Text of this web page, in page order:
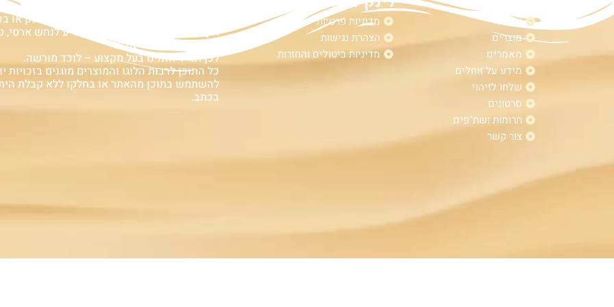
אודות
מוצרים
מאמרים
מידע על זוחלים
שלחו לזיהוי
סרטונים
תרומות ושת"פים
צור קשר
מדיניות פרטיות
הצהרת נגישות
מדיניות ביטולים והחזרות
במוצרים ובמידע המובא באתר, בדף פיסבוק או
אין המלצה לגעת, להתעסק, להפריע לנחש ארסי,
עלולה לעלות בחיי אדם!
לכן תמיד הזמינו בעל מקצוע – לוכד מורשה.
כל התוכן לרבות הלוגו והמוצרים מוגנים בזכויות
להשתמש בתוכן מהאתר או בחלקו ללא קבלת
בכתב.